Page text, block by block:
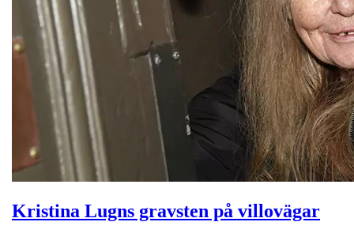
Kristina Lugns gravsten på villovägar